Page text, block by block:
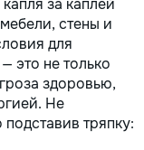
стены и
для
это не только
здоровью,
Не
тряпку: